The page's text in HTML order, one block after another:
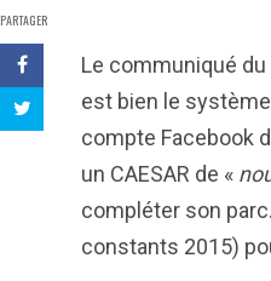
PARTAGER
Le communiqué
est bien le
compte Facebook
un CAESAR de «
compléter son
constants 2015)